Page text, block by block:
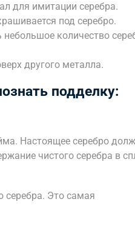
для имитации серебра.
под серебро.
количество
другого металла.
подделку:
Настоящее серебро
чистого серебра в
серебра. Это самая